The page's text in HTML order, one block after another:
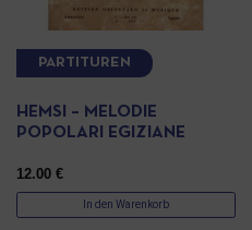
PARTITUREN
HEMSI – MELODIE
POPOLARI EGIZIANE
12.00 €
In den Warenkorb